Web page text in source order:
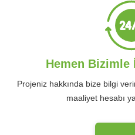
Hemen
Projeniz hakkında bize bilgi
maaliyet hesabı